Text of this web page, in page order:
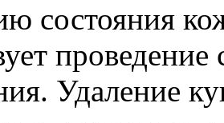
состояния
Удаление